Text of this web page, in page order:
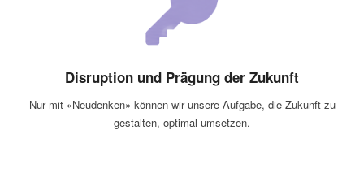
Disruption und Prägung der Zukunft
Nur mit «Neudenken» können wir unsere Aufgabe, die Zukunft zu
gestalten, optimal umsetzen.